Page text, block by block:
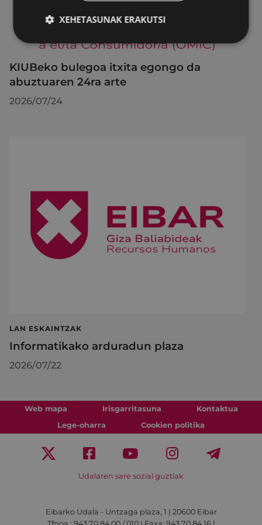
KIUBeko bulegoa itxita egongo da
abuztuaren 24ra arte
2026/07/24
LAN ESKAINTZAK
Informatikako arduradun plaza
2026/07/22
Web mapa Irisgarritasuna
Kontaktua
Lege-oharra
Cookien politika
Udalaren sare sozial guztiak
Eibarko Udala - Untzaga plaza, 1 | 20600 Eibar
XEHETASUNAK ERAKUTSI